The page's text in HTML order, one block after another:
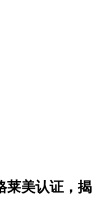
莱美认证，揭